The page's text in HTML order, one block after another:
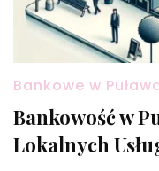
Bankowe w
Bankowość w
Lokalnych